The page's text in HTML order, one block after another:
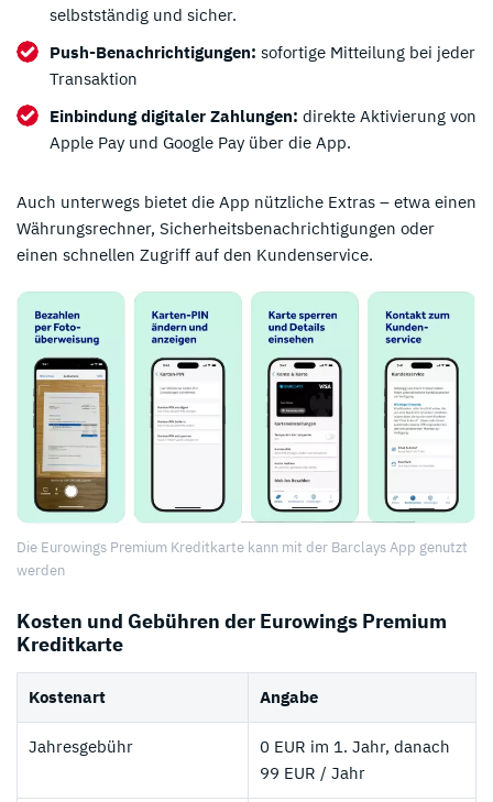
selbstständig und sicher.
Push-Benachrichtigungen: sofortige Mitteilung bei jeder
Transaktion
Einbindung digitaler Zahlungen: direkte Aktivierung von
Apple Pay und Google Pay über die App.
Auch unterwegs bietet die App nützliche Extras – etwa einen
Währungsrechner, Sicherheitsbenachrichtigungen oder
einen schnellen Zugriff auf den Kundenservice.
Die Eurowings Premium Kreditkarte kann mit der Barclays App genutzt
werden
Kosten und Gebühren der Eurowings Premium
Kreditkarte
Kostenart Angabe
Jahresgebühr
0 EUR im 1. Jahr, danach
99 EUR / Jahr